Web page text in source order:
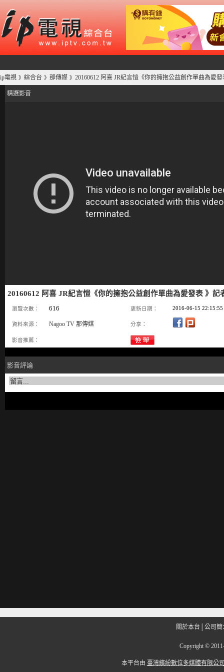
ip電視 》 綜合台 》 那傳媒 》 20160612 阿喜 JR紀言愷《你的擁抱公益創作單曲為愛
精選影音
20160612 阿喜 JR紀言愷《你的擁抱公益創作單曲為愛發表 》記
瀏覽次數： 616 更新日期： 2016-06-15 22:15:55
資料來源： Nagoo TV 那傳媒 分享：
影音推薦：
影音評論
關於本台 公司簡
Copyright ©
本平台由 臺灣繽紛數位多媒體有限公